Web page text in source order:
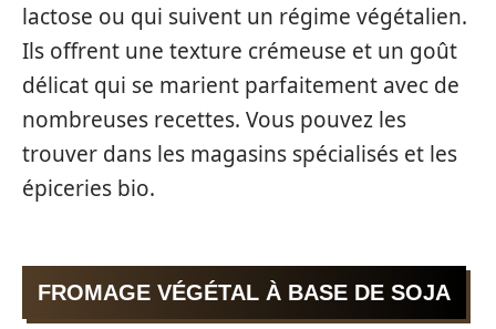
lactose ou qui suivent un régime végétalien.
Ils offrent une texture crémeuse et un goût
délicat qui se marient parfaitement avec de
nombreuses recettes. Vous pouvez les
trouver dans les magasins spécialisés et les
épiceries bio.
FROMAGE VÉGÉTAL À BASE DE SOJA